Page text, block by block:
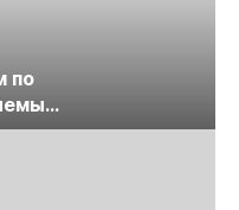
по
экспертизы